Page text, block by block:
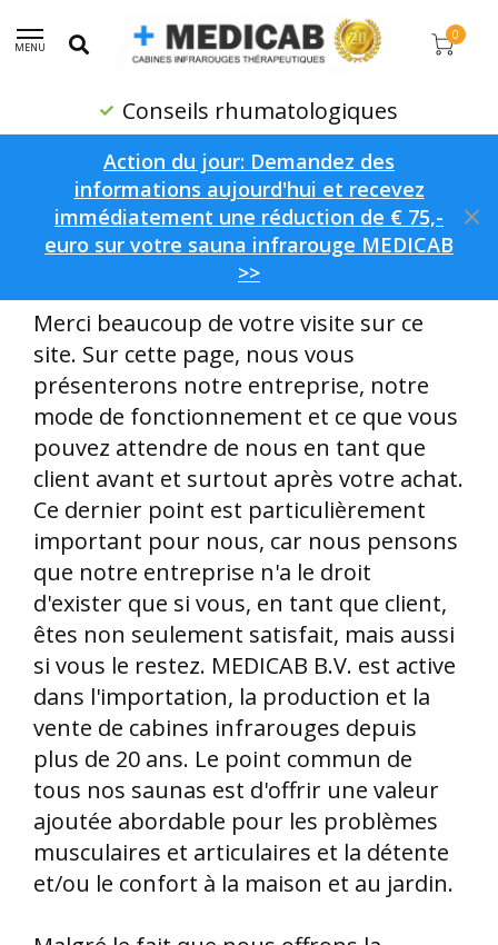
MENU
0
Conseils rhumatologiques
Action du jour: Demandez des
informations aujourd'hui et recevez
immédiatement une réduction de € 75,-
euro sur votre sauna infrarouge MEDICAB
>>
Accueil / À propos de nous
À propos de nous
Merci beaucoup de votre visite sur ce
site. Sur cette page, nous vous
présenterons notre entreprise, notre
mode de fonctionnement et ce que vous
pouvez attendre de nous en tant que
client avant et surtout après votre achat.
Ce dernier point est particulièrement
important pour nous, car nous pensons
que notre entreprise n'a le droit
d'exister que si vous, en tant que client,
êtes non seulement satisfait, mais aussi
si vous le restez. MEDICAB B.V. est active
dans l'importation, la production et la
vente de cabines infrarouges depuis
plus de 20 ans. Le point commun de
tous nos saunas est d'offrir une valeur
ajoutée abordable pour les problèmes
musculaires et articulaires et la détente
et/ou le confort à la maison et au jardin.